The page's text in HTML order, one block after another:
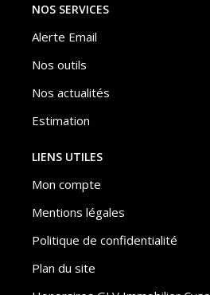
NOS SERVICES
Alerte Email
Nos outils
Nos actualités
Estimation
LIENS UTILES
Mon compte
Mentions légales
Politique de confidentialité
Plan du site